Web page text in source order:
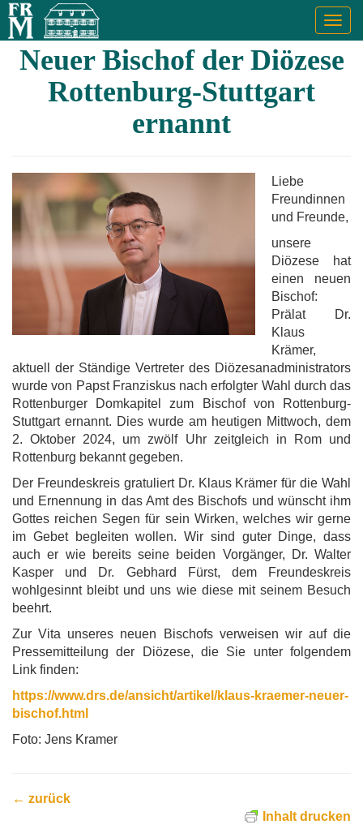
Neuer Bischof der Diözese
Rottenburg-Stuttgart
ernannt
Liebe
Freundinnen
und Freunde,
unsere
Diözese hat
einen neuen
Bischof:
Prälat Dr.
Klaus
Krämer,
aktuell der Ständige Vertreter des Diözesanadministrators
wurde von Papst Franziskus nach erfolgter Wahl durch das
Rottenburger Domkapitel zum Bischof von Rottenburg-
Stuttgart ernannt. Dies wurde am heutigen Mittwoch, dem
2. Oktober 2024, um zwölf Uhr zeitgleich in Rom und
Rottenburg bekannt gegeben.
Der Freundeskreis gratuliert Dr. Klaus Krämer für die Wahl
und Ernennung in das Amt des Bischofs und wünscht ihm
Gottes reichen Segen für sein Wirken, welches wir gerne
im Gebet begleiten wollen. Wir sind guter Dinge, dass
auch er wie bereits seine beiden Vorgänger, Dr. Walter
Kasper und Dr. Gebhard Fürst, dem Freundeskreis
wohlgesinnt bleibt und uns wie diese mit seinem Besuch
beehrt.
Zur Vita unseres neuen Bischofs verweisen wir auf die
Pressemitteilung der Diözese, die Sie unter folgendem
Link finden:
https://www.drs.de/ansicht/artikel/klaus-kraemer-neuer-
bischof.html
Foto: Jens Kramer
← zurück
Inhalt drucken